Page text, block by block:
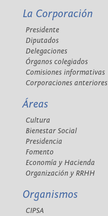
La Corporación
Presidente
Diputados
Delegaciones
Órganos colegiados
Comisiones informativas
Corporaciones anteriores
Áreas
Cultura
Bienestar Social
Presidencia
Fomento
Economía y Hacienda
Organización y RRHH
Organismos
CIPSA